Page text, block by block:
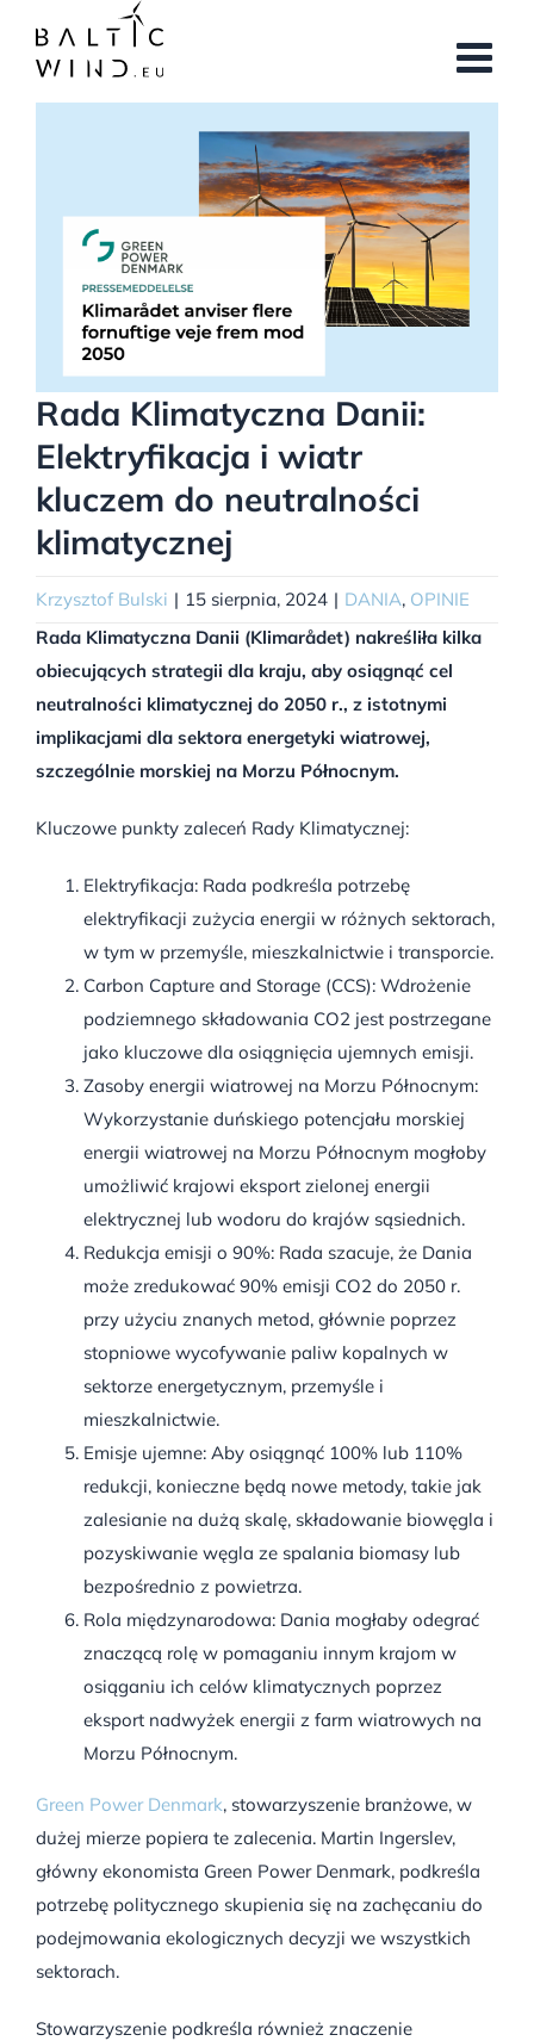
zawartości
Rada Klimatyczna Danii:
Elektryfikacja i wiatr
kluczem do neutralności
klimatycznej
Krzysztof Bulski | 15 sierpnia, 2024 | DANIA, OPINIE
Rada Klimatyczna Danii (Klimarådet) nakreśliła kilka
obiecujących strategii dla kraju, aby osiągnąć cel
neutralności klimatycznej do 2050 r., z istotnymi
implikacjami dla sektora energetyki wiatrowej,
szczególnie morskiej na Morzu Północnym.
Kluczowe punkty zaleceń Rady Klimatycznej:
Elektryfikacja: Rada podkreśla potrzebę
elektryfikacji zużycia energii w różnych sektorach,
w tym w przemyśle, mieszkalnictwie i transporcie.
Carbon Capture and Storage (CCS): Wdrożenie
podziemnego składowania CO2 jest postrzegane
jako kluczowe dla osiągnięcia ujemnych emisji.
Zasoby energii wiatrowej na Morzu Północnym:
Wykorzystanie duńskiego potencjału morskiej
energii wiatrowej na Morzu Północnym mogłoby
umożliwić krajowi eksport zielonej energii
elektrycznej lub wodoru do krajów sąsiednich.
Redukcja emisji o 90%: Rada szacuje, że Dania
może zredukować 90% emisji CO2 do 2050 r.
przy użyciu znanych metod, głównie poprzez
stopniowe wycofywanie paliw kopalnych w
sektorze energetycznym, przemyśle i
mieszkalnictwie.
Emisje ujemne: Aby osiągnąć 100% lub 110%
redukcji, konieczne będą nowe metody, takie jak
zalesianie na dużą skalę, składowanie biowęgla i
pozyskiwanie węgla ze spalania biomasy lub
bezpośrednio z powietrza.
Rola międzynarodowa: Dania mogłaby odegrać
znaczącą rolę w pomaganiu innym krajom w
osiąganiu ich celów klimatycznych poprzez
eksport nadwyżek energii z farm wiatrowych na
Morzu Północnym.
Green Power Denmark, stowarzyszenie branżowe, w
dużej mierze popiera te zalecenia. Martin Ingerslev,
główny ekonomista Green Power Denmark, podkreśla
potrzebę politycznego skupienia się na zachęcaniu do
podejmowania ekologicznych decyzji we wszystkich
sektorach.
Stowarzyszenie podkreśla również znaczenie